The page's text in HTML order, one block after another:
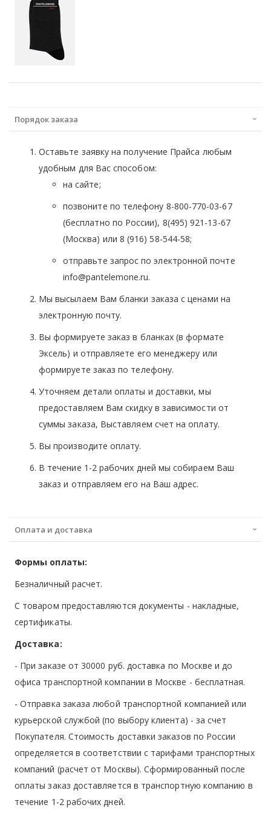
Порядок заказа
Оставьте заявку на получение Прайса любым
удобным для Вас способом:
на сайте;
позвоните по телефону 8-800-770-03-67
(бесплатно по России), 8(495) 921-13-67
(Москва) или 8 (916) 58-544-58;
отправьте запрос по электронной почте
info@pantelemone.ru.
Мы высылаем Вам бланки заказа с ценами на
электронную почту.
Вы формируете заказ в бланках (в формате
Эксель) и отправляете его менеджеру или
формируете заказ по телефону.
Уточняем детали оплаты и доставки, мы
предоставляем Вам скидку в зависимости от
суммы заказа, Выставляем счет на оплату.
Вы производите оплату.
В течение 1-2 рабочих дней мы собираем Ваш
заказ и отправляем его на Ваш адрес.
Оплата и доставка
Формы оплаты:
Безналичный расчет.
С товаром предоставляются документы - накладные,
сертификаты.
Доставка:
- При заказе от 30000 руб. доставка по Москве и до
офиса транспортной компании в Москве - бесплатная.
- Отправка заказа любой транспортной компанией или
курьерской службой (по выбору клиента) - за счет
Покупателя. Стоимость доставки заказов по России
определяется в соответствии с тарифами транспортных
компаний (расчет от Москвы). Сформированный после
оплаты заказ доставляется в транспортную компанию в
течение 1-2 рабочих дней.